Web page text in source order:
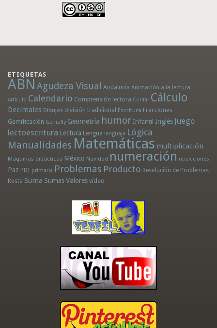
ETIQUETAS
ABN Agudeza Visual Andalucía Animación a la lectura
Artículo Calendario Comprensión lectora Contar Cálculo
Decimales Dibujos División tradicional Escritura Fracciones
Gamificación Genially Geometría humor Infantil Inglés Juego
lectoescritura Lectura Lengua lenguaje Lógica
Manualidades Matemáticas multiplicación
Máquinas didácticas México Navidad numeración operaciones
Paz PDI primaria Problemas Producto Resolución de Problemas
Resta Suma Sumas Valores vídeo